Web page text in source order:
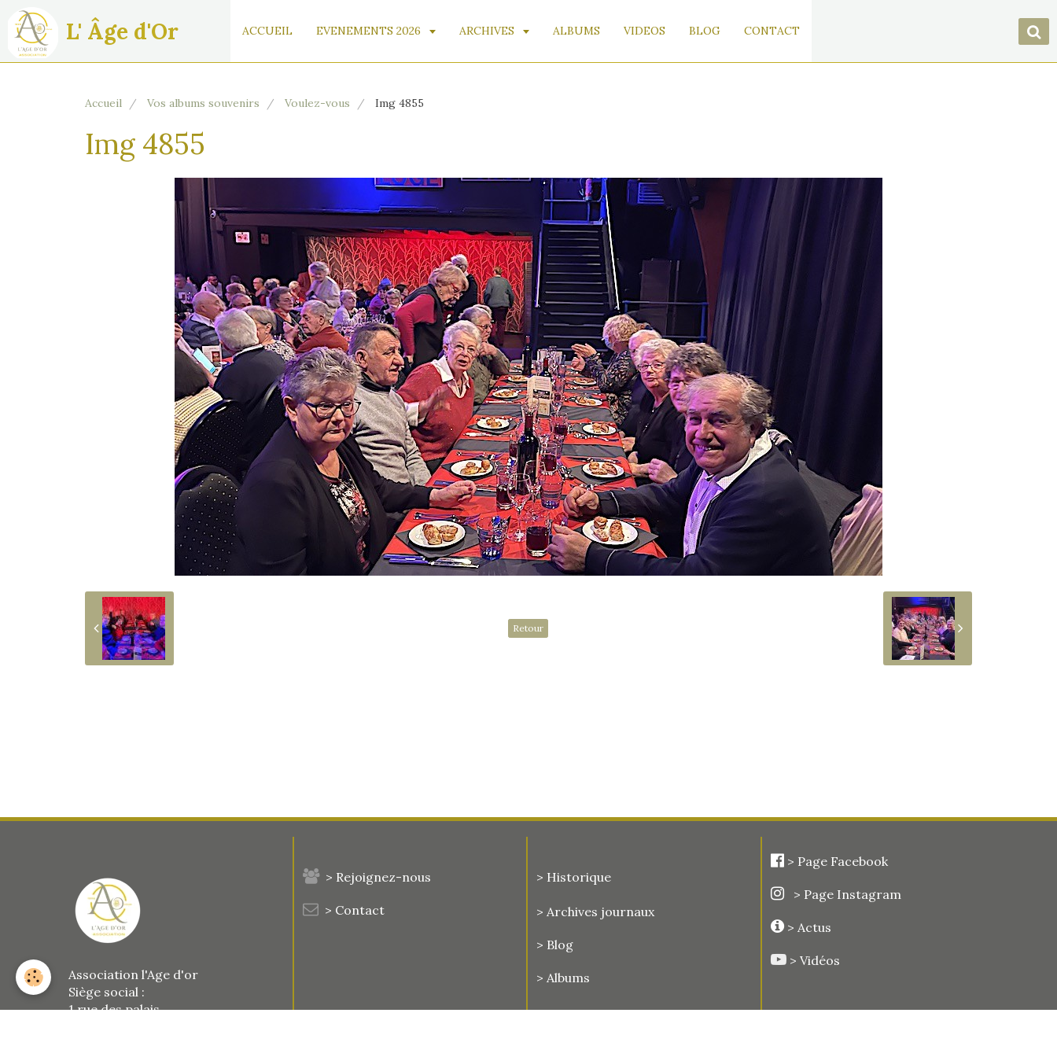
L' Âge d'Or ACCUEIL EVENEMENTS 2026 ARCHIVES ALBUMS VIDEOS BLOG CONTACT
Accueil Vos albums souvenirs Voulez-vous Img 4855
Img 4855
Retour
Association l'Age d'or
Siège social :
1 rue des palais
> Rejoignez-nous
> Contact
> Historique
> Archives journaux
> Blog
> Albums
> Page Facebook
> Page Instagram
> Actus
> Vidéos